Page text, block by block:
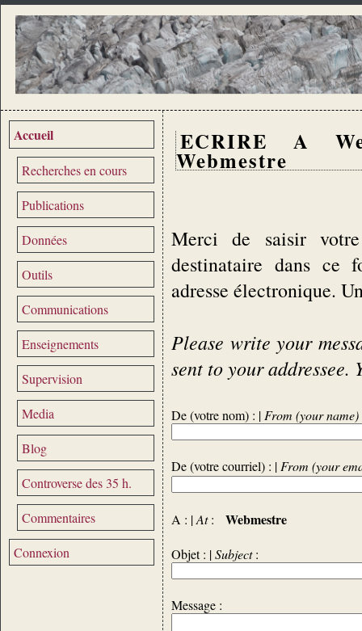
Accueil
Recherches en cours
Publications
Données
Outils
Communications
Enseignements
Supervision
Media
Blog
Controverse des 35 h.
Commentaires
Connexion
ECRIRE A
Webmestre
Merci de saisir
destinataire dans ce
adresse électronique.
Please write your
sent to your addressee.
De (votre nom) : | From (your name)
De (votre courriel) : | From (your
A : |At: Webmestre
Objet : |Subject:
Message :